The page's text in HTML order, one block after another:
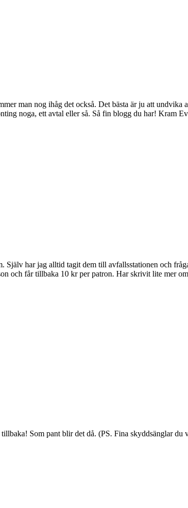
man nog ihåg det också. Det bästa är ju att undvika
noga, ett avtal eller så. Så fin blogg du har! Kram
har jag alltid tagit dem till avfallsstationen och
och får tillbaka 10 kr per patron. Har skrivit lite mer
Som pant blir det då. (PS. Fina skyddsänglar du